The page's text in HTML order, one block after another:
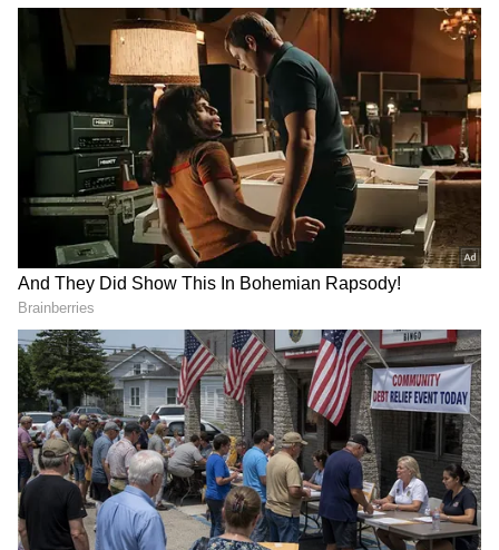
5
Image Credit :Instagram
தடைகளை தாண்டி ரிலீஸ் ஆன கருப்பு
ரிலீஸுக்கு முன்பே ரசிகர்களிடையே பெரிய
எதிர்பார்ப்பை ஏற்படுத்திய ‘கருப்பு’, பல
சிக்கல்களை சந்தித்த பிறகே